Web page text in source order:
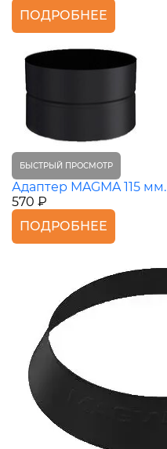
ПОДРОБНЕЕ
БЫСТРЫЙ ПРОСМОТР
Адаптер MAGMA 115 мм.
570 ₽
ПОДРОБНЕЕ